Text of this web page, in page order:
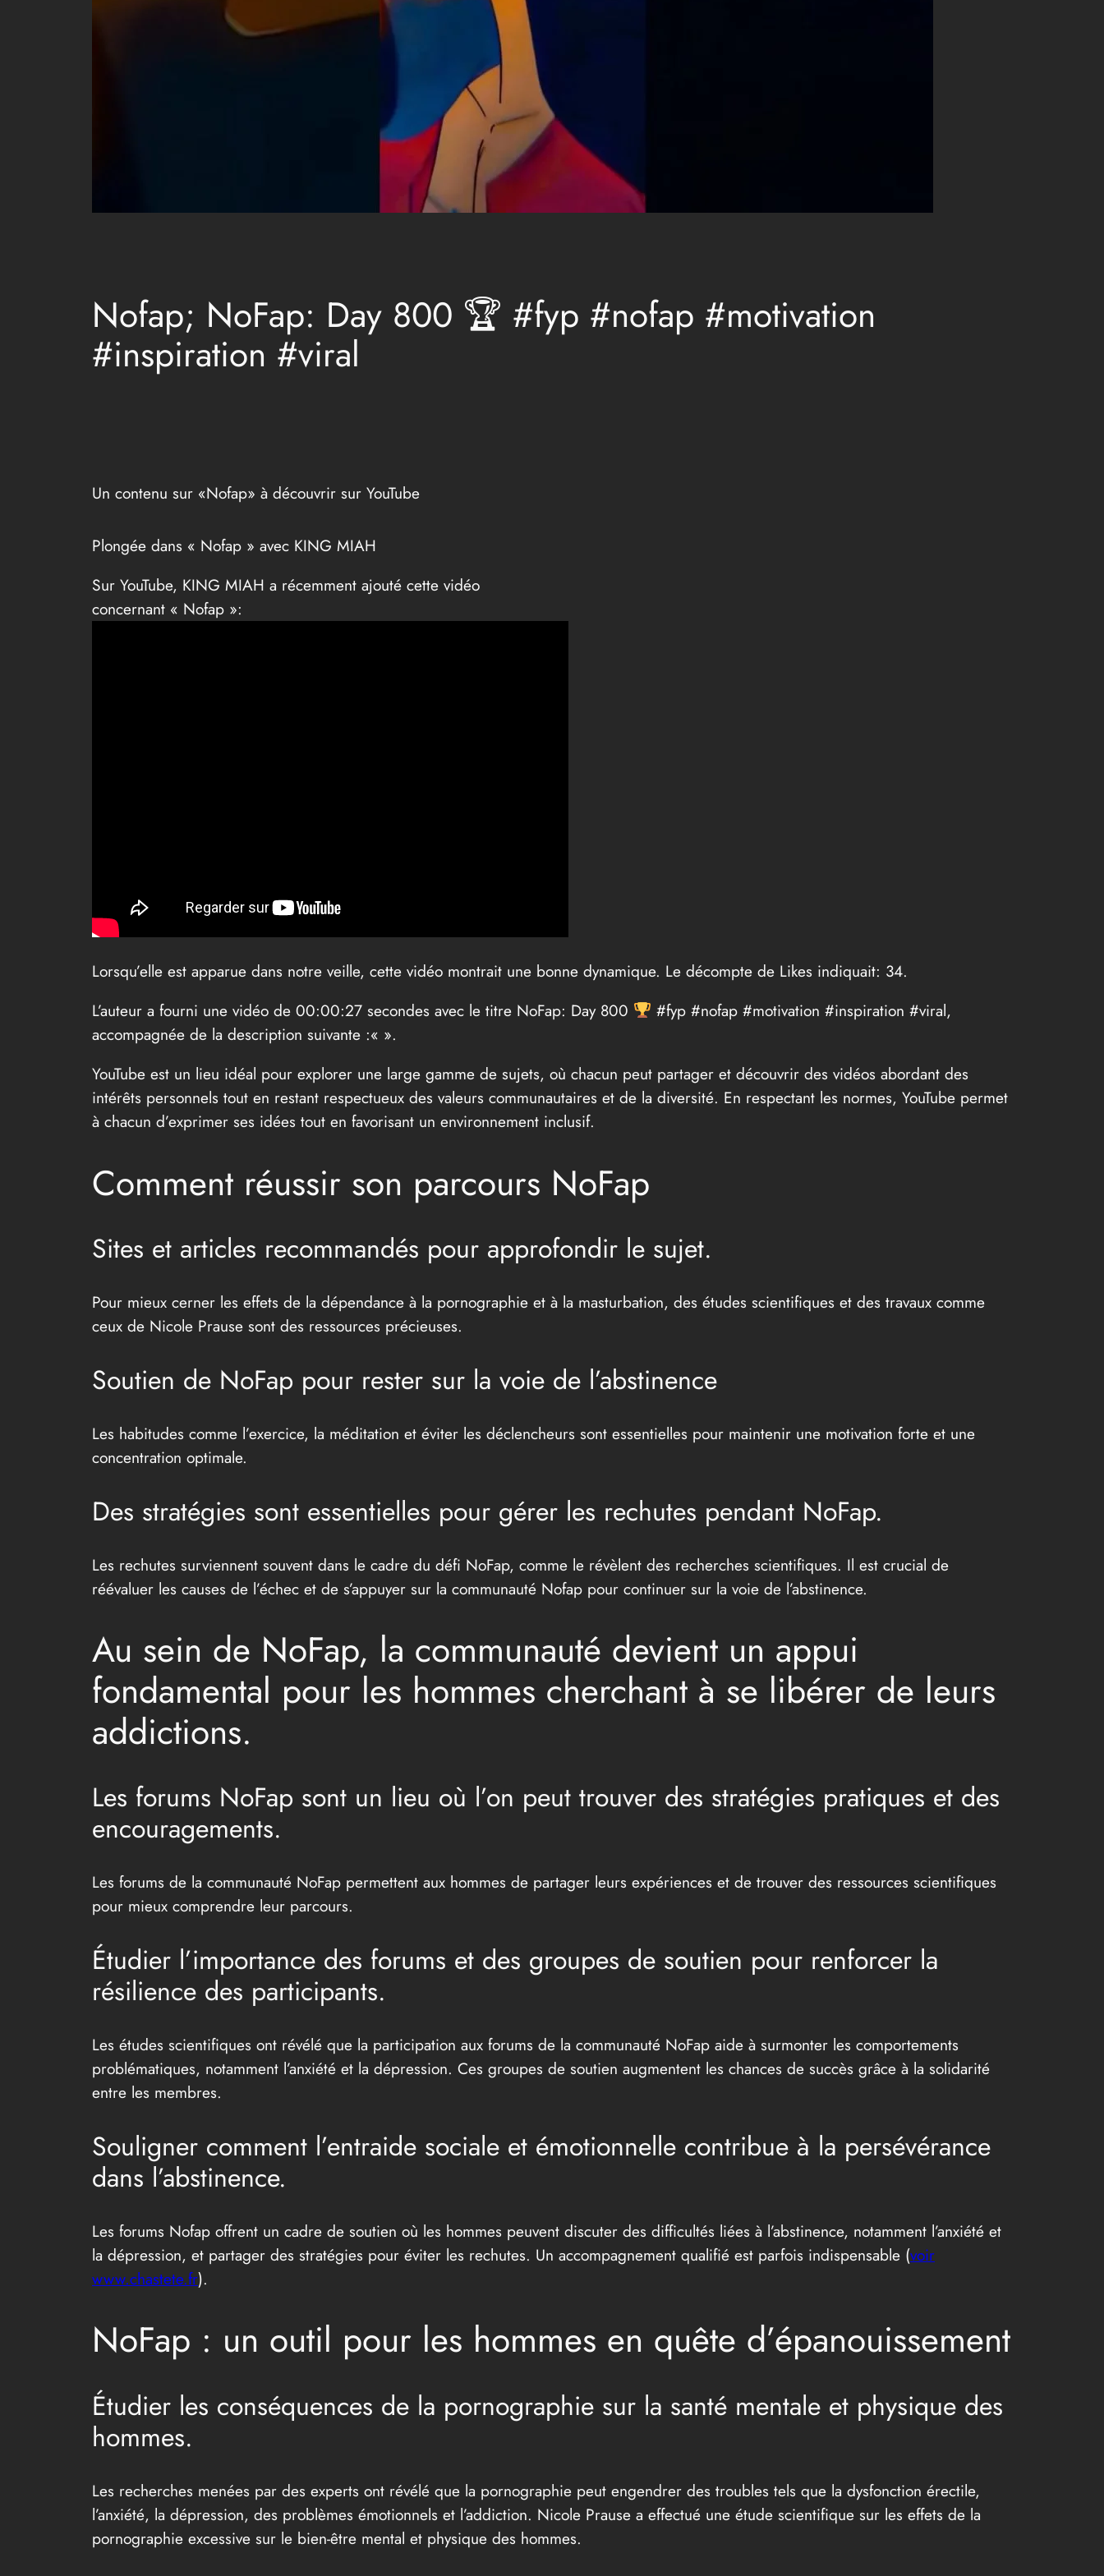
Nofap; NoFap: Day 800 🏆 #fyp #nofap #motivation
#inspiration #viral
Un contenu sur «Nofap» à découvrir sur YouTube
Plongée dans « Nofap » avec KING MIAH
Sur YouTube, KING MIAH a récemment ajouté cette vidéo
concernant « Nofap »:
Lorsqu’elle est apparue dans notre veille, cette vidéo montrait une bonne dynamique. Le décompte de Likes indiquait: 34.
L’auteur a fourni une vidéo de 00:00:27 secondes avec le titre NoFap: Day 800
#fyp #nofap #motivation #inspiration #viral,
accompagnée de la description suivante :« ».
YouTube est un lieu idéal pour explorer une large gamme de sujets, où chacun peut partager et découvrir des vidéos abordant des
intérêts personnels tout en restant respectueux des valeurs communautaires et de la diversité. En respectant les normes, YouTube permet
à chacun d’exprimer ses idées tout en favorisant un environnement inclusif.
Comment réussir son parcours NoFap
Sites et articles recommandés pour approfondir le sujet.
Pour mieux cerner les effets de la dépendance à la pornographie et à la masturbation, des études scientifiques et des travaux comme
ceux de Nicole Prause sont des ressources précieuses.
Soutien de NoFap pour rester sur la voie de l’abstinence
Les habitudes comme l’exercice, la méditation et éviter les déclencheurs sont essentielles pour maintenir une motivation forte et une
concentration optimale.
Des stratégies sont essentielles pour gérer les rechutes pendant NoFap.
Les rechutes surviennent souvent dans le cadre du défi NoFap, comme le révèlent des recherches scientifiques. Il est crucial de
réévaluer les causes de l’échec et de s’appuyer sur la communauté Nofap pour continuer sur la voie de l’abstinence.
Au sein de NoFap, la communauté devient un appui
fondamental pour les hommes cherchant à se libérer de leurs
addictions.
Les forums NoFap sont un lieu où l’on peut trouver des stratégies pratiques et des
encouragements.
Les forums de la communauté NoFap permettent aux hommes de partager leurs expériences et de trouver des ressources scientifiques
pour mieux comprendre leur parcours.
Étudier l’importance des forums et des groupes de soutien pour renforcer la
résilience des participants.
Les études scientifiques ont révélé que la participation aux forums de la communauté NoFap aide à surmonter les comportements
problématiques, notamment l’anxiété et la dépression. Ces groupes de soutien augmentent les chances de succès grâce à la solidarité
entre les membres.
Souligner comment l’entraide sociale et émotionnelle contribue à la persévérance
dans l’abstinence.
Les forums Nofap offrent un cadre de soutien où les hommes peuvent discuter des difficultés liées à l’abstinence, notamment l’anxiété et
la dépression, et partager des stratégies pour éviter les rechutes. Un accompagnement qualifié est parfois indispensable (voir
www.chastete.fr).
NoFap : un outil pour les hommes en quête d’épanouissement
Étudier les conséquences de la pornographie sur la santé mentale et physique des
hommes.
Les recherches menées par des experts ont révélé que la pornographie peut engendrer des troubles tels que la dysfonction érectile,
l’anxiété, la dépression, des problèmes émotionnels et l’addiction. Nicole Prause a effectué une étude scientifique sur les effets de la
pornographie excessive sur le bien-être mental et physique des hommes.